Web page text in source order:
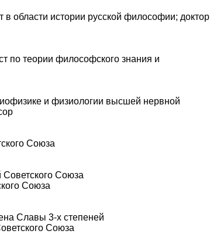
в области истории русской философии; доктор
по теории философского знания и
и физиологии высшей нервной
Союза
Советского Союза
Союза
Славы 3-х степеней
Союза